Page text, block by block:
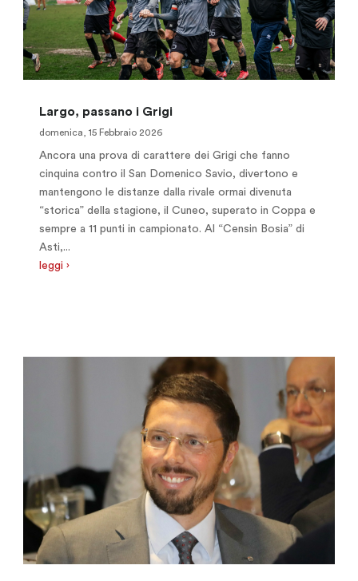
Largo, passano i Grigi
domenica, 15 Febbraio 2026
Ancora una prova di carattere dei Grigi che fanno
cinquina contro il San Domenico Savio, divertono e
mantengono le distanze dalla rivale ormai divenuta
“storica” della stagione, il Cuneo, superato in Coppa e
sempre a 11 punti in campionato. Al “Censin Bosia” di
Asti,...
leggi ›